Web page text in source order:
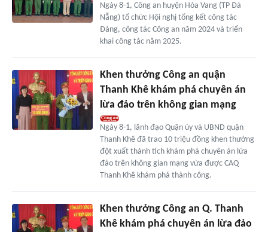
Ngày 8-1, Công an huyện Hòa Vang (TP Đà
Nẵng) tổ chức Hội nghị tổng kết công tác
Đảng, công tác Công an năm 2024 và triển
khai công tác năm 2025.
Khen thưởng Công an quận
Thanh Khê khám phá chuyên án
lừa đảo trên không gian mạng
Ngày 8-1, lãnh đạo Quận ủy và UBND quận
Thanh Khê đã trao 10 triệu đồng khen thưởng
đột xuất thành tích khám phá chuyên án lừa
đảo trên không gian mạng vừa được CAQ
Thanh Khê khám phá thành công.
Khen thưởng Công an Q. Thanh
Khê khám phá chuyên án lừa đảo